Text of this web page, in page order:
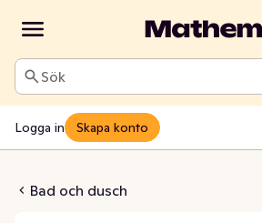
Sök
Logga in Skapa konto
Bad och dusch
Natural Oil